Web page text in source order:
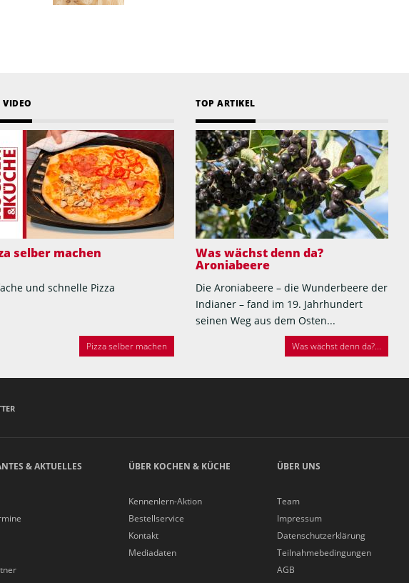
VIDEO
selber machen
und schnelle Pizza
Pizza selber machen
TOP ARTIKEL
Was wächst denn da?
Aroniabeere
Die Aroniabeere – die Wunderbeere der
Indianer – fand im 19. Jahrhundert
seinen Weg aus dem Osten...
Was wächst denn da?...
& AKTUELLES ÜBER KOCHEN & KÜCHE
Kennenlern-Aktion
Bestellservice
Kontakt
Mediadaten
ÜBER UNS
Team
Impressum
Datenschutzerklärung
Teilnahmebedingungen
AGB